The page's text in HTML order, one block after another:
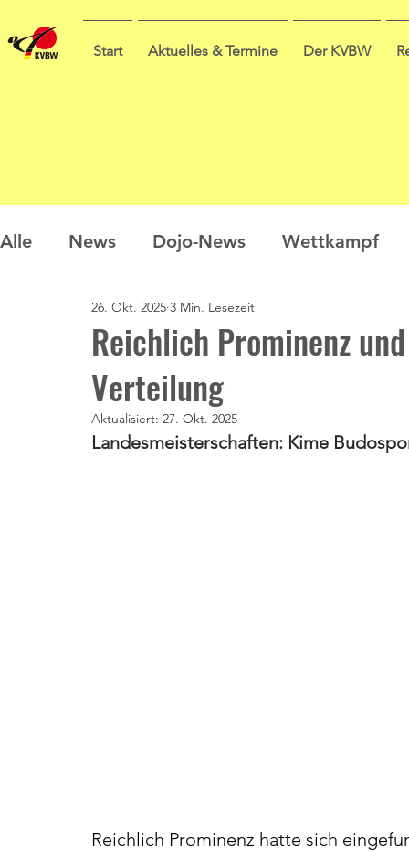
Start Aktuelles & Termine Der KVBW
Alle News Dojo-News Wettkampf
Nachwuchs Prüfungen
Sommercamp Umfrage
Reichlich Prominenz
Verteilung
26. Okt. 2025 3 Min. Lesezeit
Aktualisiert: 27. Okt. 2025
Landesmeisterschaften: Kime
Reichlich Prominenz hatte sich